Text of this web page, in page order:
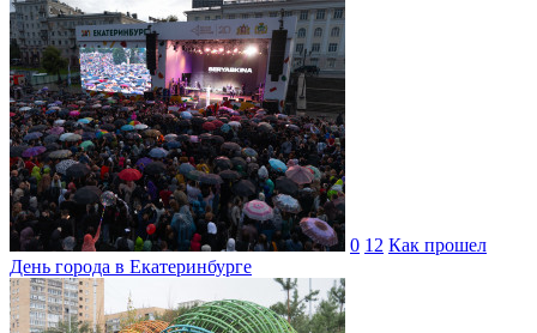
0 12 Как прошел
День города в Екатеринбурге